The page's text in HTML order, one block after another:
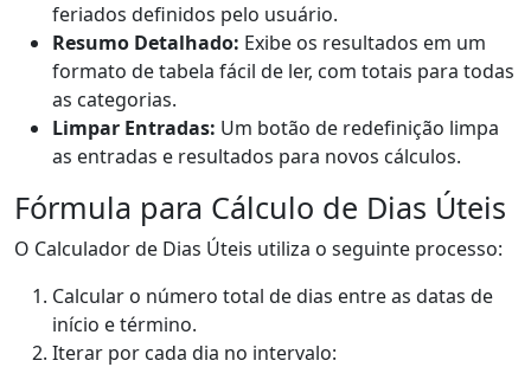
feriados definidos pelo usuário.
Resumo Detalhado: Exibe os resultados em um
formato de tabela fácil de ler, com totais para todas
as categorias.
Limpar Entradas: Um botão de redefinição limpa
as entradas e resultados para novos cálculos.
Fórmula para Cálculo de Dias Úteis
O Calculador de Dias Úteis utiliza o seguinte processo:
Calcular o número total de dias entre as datas de
início e término.
Iterar por cada dia no intervalo: